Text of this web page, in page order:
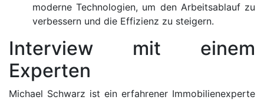
moderne Technologien, um den Arbeitsablauf zu
verbessern und die Effizienz zu steigern.
Interview mit einem
Experten
Michael Schwarz ist ein erfahrener Immobilienexperte